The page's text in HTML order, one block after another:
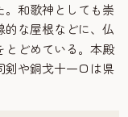
。和歌神としても崇
的な屋根などに、仏
とどめている。本殿
剣や銅戈十一口は県